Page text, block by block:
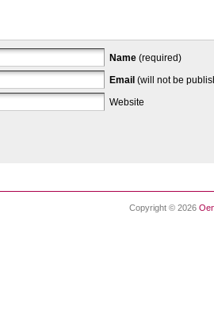
Name (required)
Email (will not be
Website
Copyright © 2026